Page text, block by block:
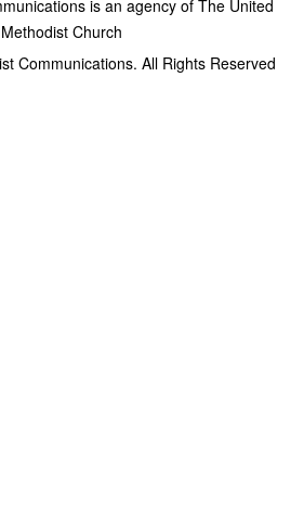
is an agency of The United
Methodist Church
Communications. All Rights Reserved